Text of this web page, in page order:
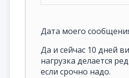
Дата моего
Да и сейчас 10 дней
нагрузка делается
если срочно надо.